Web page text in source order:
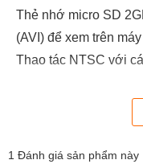
Thẻ nhớ micro SD
(AVI) để xem trên
Thao tác NTSC với
Nhật Bản, Hà Lan, và
Chống thấm nước
Hai đèn LED để
1 Đánh giá sản phẩm này